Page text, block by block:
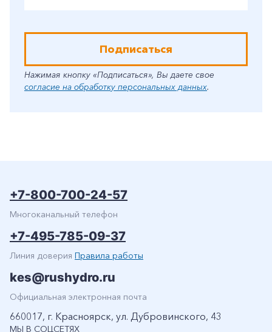
Подписаться
Нажимая кнопку «Подписаться», Вы даете свое
согласие на обработку персональных данных.
МЫ В СОЦСЕТЯХ
+7-800-700-24-57
Многоканальный телефон
+7-495-785-09-37
Линия доверия Правила работы
kes@rushydro.ru
Официальная электронная почта
660017, г. Красноярск, ул. Дубровинского, 43